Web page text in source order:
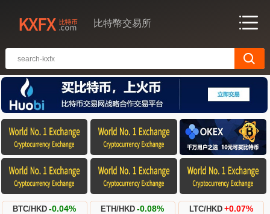
比特幣交易所
BTC/HKD -0.04% ETH/HKD -0.08% LTC/HKD +0.07%